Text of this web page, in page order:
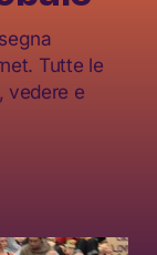
Tutte le
vedere e